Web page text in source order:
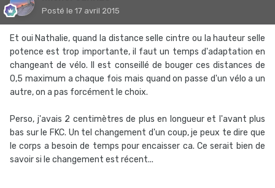
Posté le 17 avril 2015
Et oui Nathalie, quand la distance selle cintre ou la hauteur selle
potence est trop importante, il faut un temps d'adaptation en
changeant de vélo. Il est conseillé de bouger ces distances de
0,5 maximum a chaque fois mais quand on passe d'un vélo a un
autre, on a pas forcément le choix.
Perso, j'avais 2 centimètres de plus en longueur et l'avant plus
bas sur le FKC. Un tel changement d'un coup, je peux te dire que
le corps a besoin de temps pour encaisser ca. Ce serait bien de
savoir si le changement est récent...